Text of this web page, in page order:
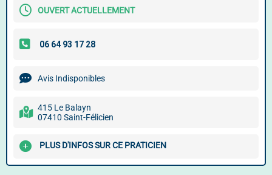
OUVERT ACTUELLEMENT
Avis Indisponibles
415 Le Balayn
07410 Saint-Félicien
PLUS D'INFOS SUR CE PRATICIEN